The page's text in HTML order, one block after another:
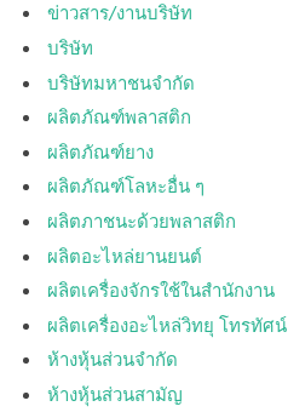
ข่าวสาร/งานบริษัท
บริษัท
บริษัทมหาชนจำกัด
ผลิตภัณฑ์พลาสติก
ผลิตภัณฑ์ยาง
ผลิตภัณฑ์โลหะอื่น ๆ
ผลิตภาชนะด้วยพลาสติก
ผลิตอะไหล่ยานยนต์
ผลิตเครื่องจักรใช้ในสำนักงาน
ผลิตเครื่องอะไหล่วิทยุ โทรทัศน์
ห้างหุ้นส่วนจำกัด
ห้างหุ้นส่วนสามัญ